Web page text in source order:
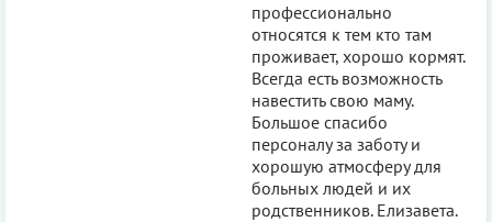
профессионально
относятся к тем кто там
проживает, хорошо кормят.
Всегда есть возможность
навестить свою маму.
Большое спасибо
персоналу за заботу и
хорошую атмосферу для
больных людей и их
родственников. Елизавета.